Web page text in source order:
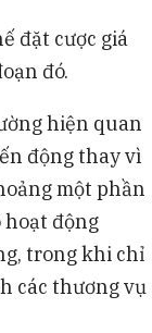
đặt cược giá
đó.
hiện quan
động thay vì
một phần
hoạt động
trong khi chỉ
các thương vụ